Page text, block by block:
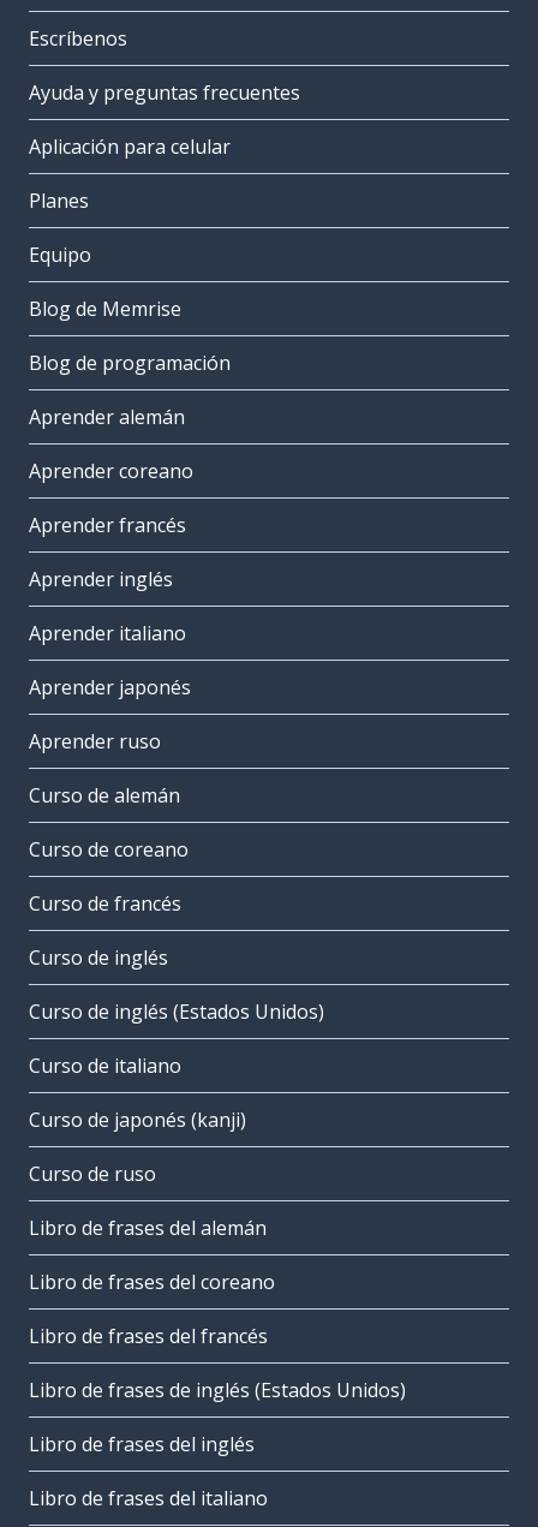
Escríbenos
Ayuda y preguntas frecuentes
Aplicación para celular
Planes
Equipo
Blog de Memrise
Blog de programación
Aprender alemán
Aprender coreano
Aprender francés
Aprender inglés
Aprender italiano
Aprender japonés
Aprender ruso
Curso de alemán
Curso de coreano
Curso de francés
Curso de inglés
Curso de inglés (Estados Unidos)
Curso de italiano
Curso de japonés (kanji)
Curso de ruso
Libro de frases del alemán
Libro de frases del coreano
Libro de frases del francés
Libro de frases de inglés (Estados Unidos)
Libro de frases del inglés
Libro de frases del italiano